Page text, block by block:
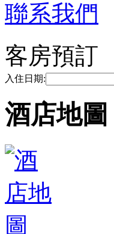
聯系我們
客房預訂
入住日期:
酒店地圖